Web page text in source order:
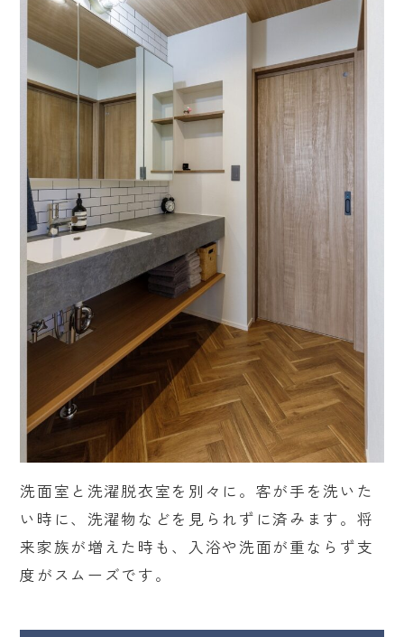
洗面室と洗濯脱衣室を別々に。客が手を洗いた
い時に、洗濯物などを見られずに済みます。将
来家族が増えた時も、入浴や洗面が重ならず支
度がスムーズです。